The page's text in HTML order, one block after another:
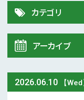
2026.06.10 【Wed
カテゴリ
令和8年 熊本地
農業大学校
アーカイブ
2026年 (74)